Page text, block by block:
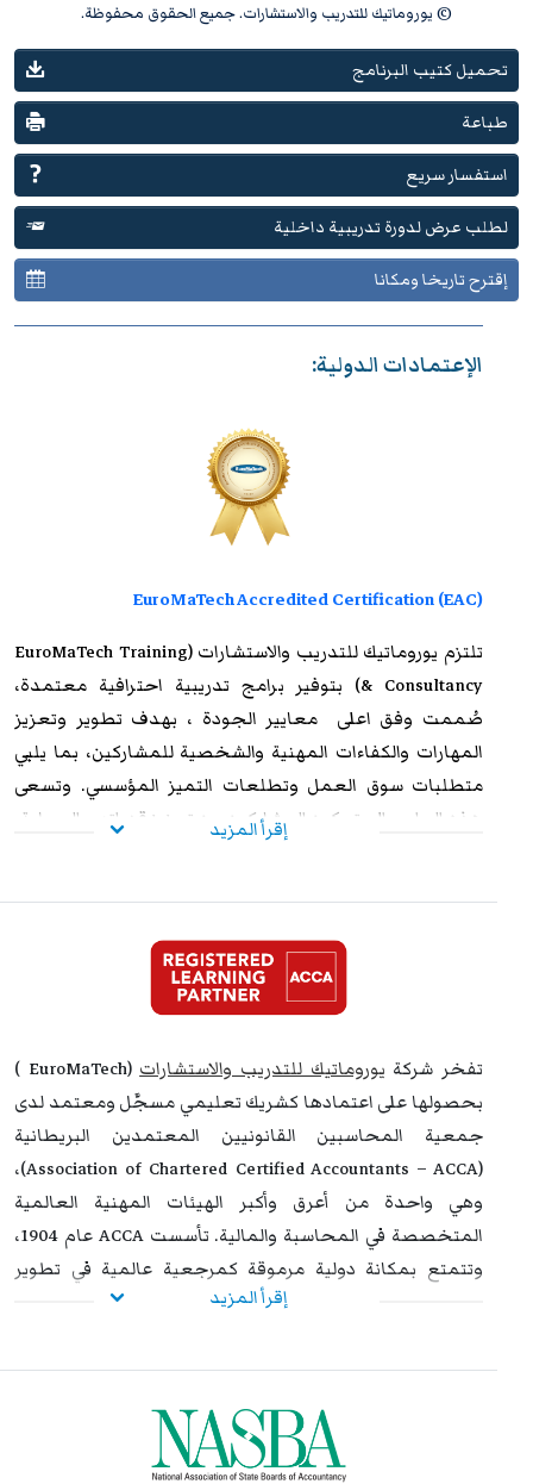
© يوروماتيك للتدريب والاستشارات. جميع الحقوق محفوظة.
تحميل كتيب البرنامج
طباعة
استفسار سريع
لطلب عرض لدورة تدريبية داخلية
إقترح تاريخا ومكانا
الإعتمادات الدولية:
EuroMaTech Accredited Certification (EAC)
تلتزم يوروماتيك للتدريب
والاستشارات (EuroMaTech Training
& Consultancy) بتوفير برامج تدريبية احترافية معتمدة،
صُممت وفق اعلى معايير الجودة ، بهدف تطوير وتعزيز
المهارات والكفاءات المهنية والشخصية للمشاركين، بما يلبي
متطلبات سوق العمل وتطلعات التميز المؤسسي. وتسعى
هذه البرامج إلى تمكين المشاركين من تعزيز قدراتهم العملية،
بنجاح، يحصل المشاركون على شهادة معتمدة من
تتمتع بالاعتراف والموثوقية إقليميًا ودوليًا، مما يمنحها قيمة
استراتيجية عالية. وتُشكل هذه الشهادة إضافة نوعية لمسار
الوظيفي وتحقيق التفوق والتميز داخل مؤسساتهم وخارجها.
إقرأ المزيد
تفخر شركة يوروماتيك للتدريب والاستشارات
(EuroMaTech )
بحصولها على اعتمادها كشريك تعليمي مسجَّل ومعتمد لدى
جمعية المحاسبين القانونيين المعتمدين البريطانية
(Association of Chartered Certified Accountants – ACCA)،
وهي واحدة من أعرق وأكبر الهيئات المهنية العالمية
المتخصصة في المحاسبة والمالية. تأسست ACCA عام 1904،
وتتمتع بمكانة دولية مرموقة كمرجعية عالمية في تطوير
ممارسات المحاسبة وإعداد المهنيين المؤهلين لتلبية
تدريبية بمعايير عالمية عالية الجودة، مصممة خصيصًا لتلبية
احتياجات المحاسبين والمهنيين في مختلف القطاعات. ومن
إقرأ المزيد